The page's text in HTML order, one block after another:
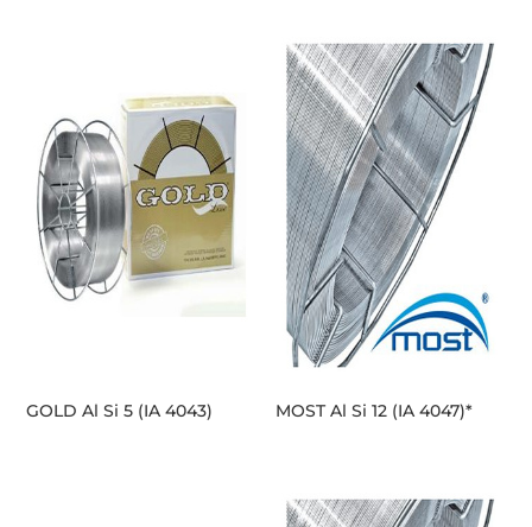
GOLD Al Si 5 (IA 4043) MOST Al Si 12 (IA 4047)*